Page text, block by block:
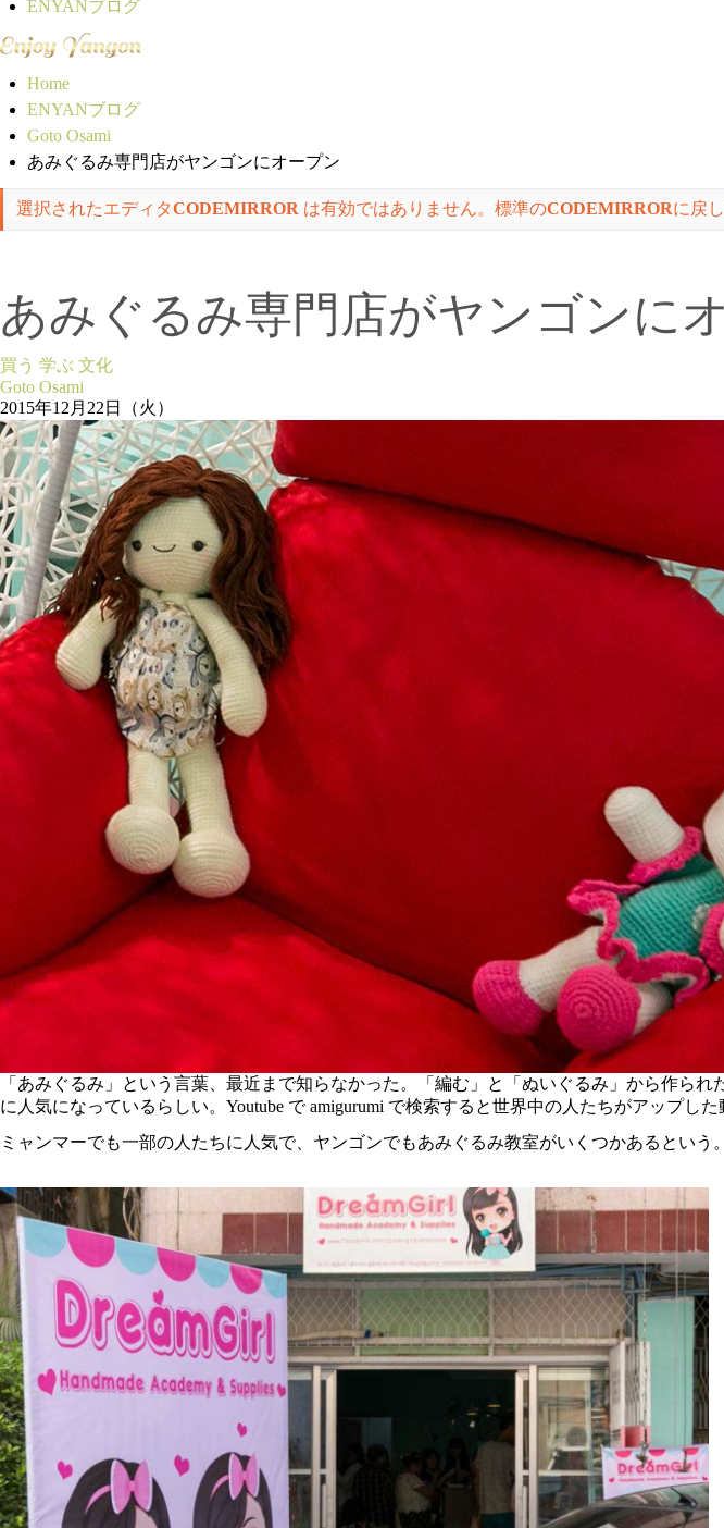
ENYANブログ
Home
ENYANブログ
Goto Osami
あみぐるみ専門店がヤンゴンにオープン
選択されたエディタCODEMIRROR は有効ではありません。標準のCODEMIRRORに戻
あみぐるみ専門店がヤンゴンに
買う 学ぶ 文化
Goto Osami
2015年12月22日（火）
「あみぐるみ」という言葉、最近まで知らなかった。「編む」と「ぬいぐるみ」から作ら
に人気になっているらしい。Youtube で amigurumi で検索すると世界中の人たちがアップした
ミャンマーでも一部の人たちに人気で、ヤンゴンでもあみぐるみ教室がいくつかあるとい